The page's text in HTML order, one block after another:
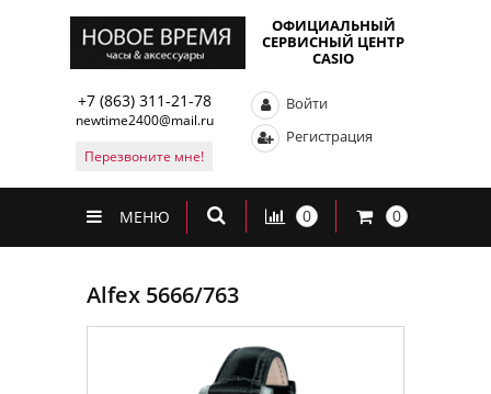
ОФИЦИАЛЬНЫЙ
СЕРВИСНЫЙ ЦЕНТР
CASIO
+7 (863) 311-21-78
newtime2400@mail.ru
Перезвоните мне!
Войти
Регистрация
МЕНЮ 0 0
Alfex 5666/763